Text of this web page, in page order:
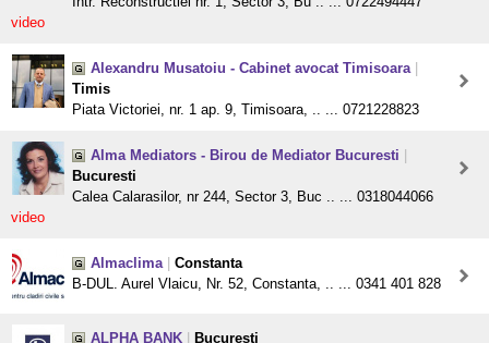
video
Alexandru Musatoiu - Cabinet avocat Timisoara
Timis
Piata Victoriei, nr. 1 ap. 9, Timisoara, .. ... 0721228823
Alma Mediators - Birou de Mediator Bucuresti
Bucuresti
Calea Calarasilor, nr 244, Sector 3, Buc .. ... 0318044066
video
Almaclima
Constanta
B-DUL. Aurel Vlaicu, Nr. 52, Constanta, .. ... 0341 401 828
ALPHA BANK
Bucuresti